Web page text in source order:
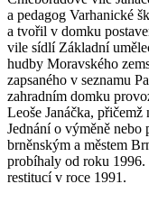
a pedagog Varhanické
a tvořil v domku
vile sídlí Základní
hudby Moravského
zapsaného v seznamu
zahradním domku
Leoše Janáčka,
Jednání o výměně
brněnským a městem
probíhaly od roku
restitucí v roce 1991.